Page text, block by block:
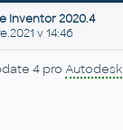
Inventor 2020.4
v 14:46
4 pro Autodesk